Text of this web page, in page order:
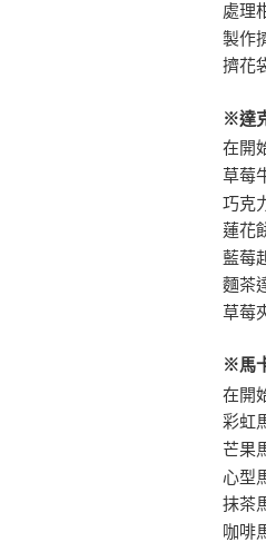
處理
製作
擠花
※達
在開
草莓
巧克
蓮花
藍莓
麵茶
草莓
※馬
在開
彩虹
芒果
心型
抹茶
咖啡